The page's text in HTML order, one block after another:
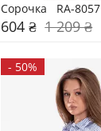
Сорочка   RA-8057
604 ₴ 1 209 ₴
- 50%